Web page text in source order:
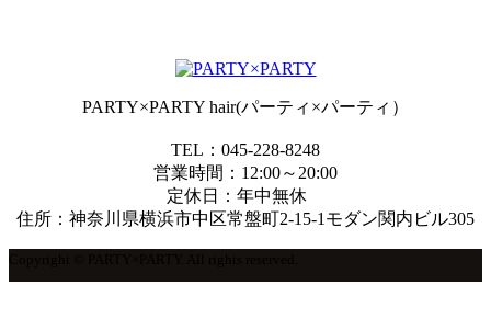
PARTY×PARTY hair(パーティ×パーティ）
TEL：045-228-8248
営業時間：12:00～20:00
定休日：年中無休
住所：神奈川県横浜市中区常盤町2-15-1モダン関内ビル305